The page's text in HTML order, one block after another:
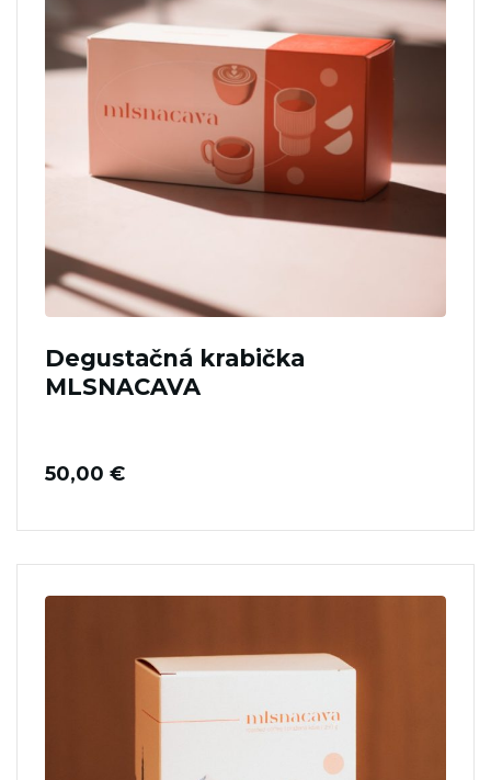
Degustačná krabička
MLSNACAVA
50,00 €